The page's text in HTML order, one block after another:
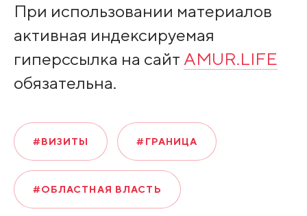
При использовании материалов
активная индексируемая
гиперссылка на сайт AMUR.LIFE
обязательна.
#ВИЗИТЫ #ГРАНИЦА
#ОБЛАСТНАЯ ВЛАСТЬ